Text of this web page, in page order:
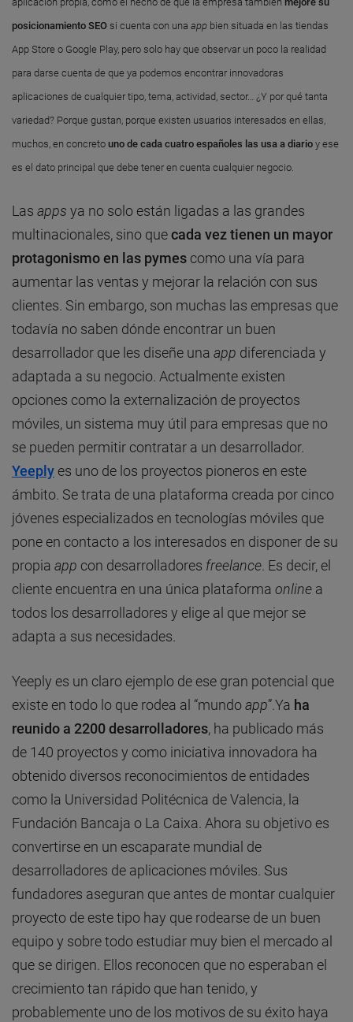
posicionamiento SEO si cuenta con una app bien situada en las tiendas
App Store o Google Play, pero solo hay que observar un poco la realidad
para darse cuenta de que ya podemos encontrar innovadoras
aplicaciones de cualquier tipo, tema, actividad, sector… ¿Y por qué tanta
variedad? Porque gustan, porque existen usuarios interesados en ellas,
muchos, en concreto uno de cada cuatro españoles las usa a diario y ese
es el dato principal que debe tener en cuenta cualquier negocio.
Las apps ya no solo están ligadas a las grandes
multinacionales, sino quecada vez tienen un mayor
protagonismo en las pymes como una vía para
aumentar las ventas y mejorar la relación con sus
clientes. Sin embargo, son muchas las empresas que
todavía no saben dónde encontrar un buen
desarrollador que les diseñe una app diferenciada y
adaptada a su negocio. Actualmente existen
opciones como la externalización de proyectos
móviles, un sistema muy útil para empresas que no
se pueden permitir contratar a un desarrollador.
Yeeply es uno de los proyectos pioneros en este
ámbito. Se trata de una plataforma creada por cinco
jóvenes especializados en tecnologías móviles que
pone en contacto a los interesados en disponer de su
propia app con desarrolladores freelance. Es decir, el
cliente encuentra en una única plataforma online a
todos los desarrolladores y elige al que mejor se
adapta a sus necesidades.
Yeeply es un claro ejemplo de ese gran potencial que
existe en todo lo que rodea al “mundoapp”.Ya ha
reunido a 2200 desarrolladores, ha publicado más
de 140 proyectos y como iniciativa innovadora ha
obtenido diversos reconocimientos de entidades
como la Universidad Politécnica de Valencia, la
Fundación Bancaja o La Caixa. Ahora su objetivo es
convertirse en un escaparate mundial de
desarrolladores de aplicaciones móviles. Sus
fundadores aseguran que antes de montar cualquier
proyecto de este tipo hay que rodearse de un buen
equipo y sobre todo estudiar muy bien el mercado al
que se dirigen. Ellos reconocen que no esperaban el
crecimiento tan rápido que han tenido, y
probablemente uno de los motivos de su éxito haya